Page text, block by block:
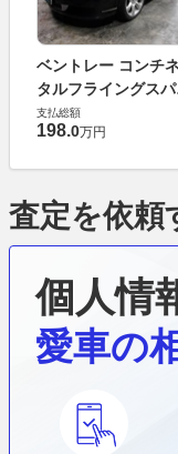
ベントレー コンチ
タルフライングスパ
6.0 4WD
支払総額
198.0万円
査定を依頼
個人情
愛車の